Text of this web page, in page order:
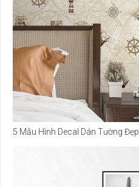
5 Mẫu Hình Decal Dán Tường Đẹp